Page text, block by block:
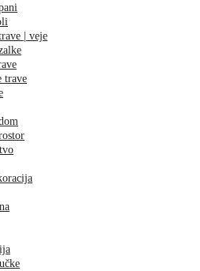
| veje
trave